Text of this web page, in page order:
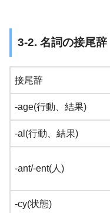
3-2. 名詞の接尾辞
接尾辞
-age(行動、結果)
-al(行動、結果)
-ant/-ent(人)
-cy(状態)